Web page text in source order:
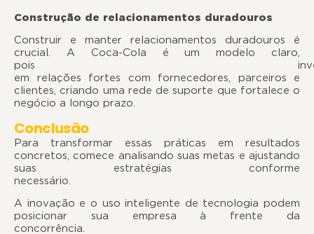
Construção de relacionamentos duradouros
Construir e manter relacionamentos duradouros é
crucial. A Coca-Cola é um modelo claro,
pois
em relações fortes com fornecedores, parceiros e
clientes, criando uma rede de suporte que fortalece o
negócio a longo prazo.
Conclusão
Para transformar essas práticas em resultados
concretos, comece analisando suas metas e ajustando
suas estratégias conforme
A inovação e o uso inteligente de tecnologia podem
posicionar sua empresa à frente da